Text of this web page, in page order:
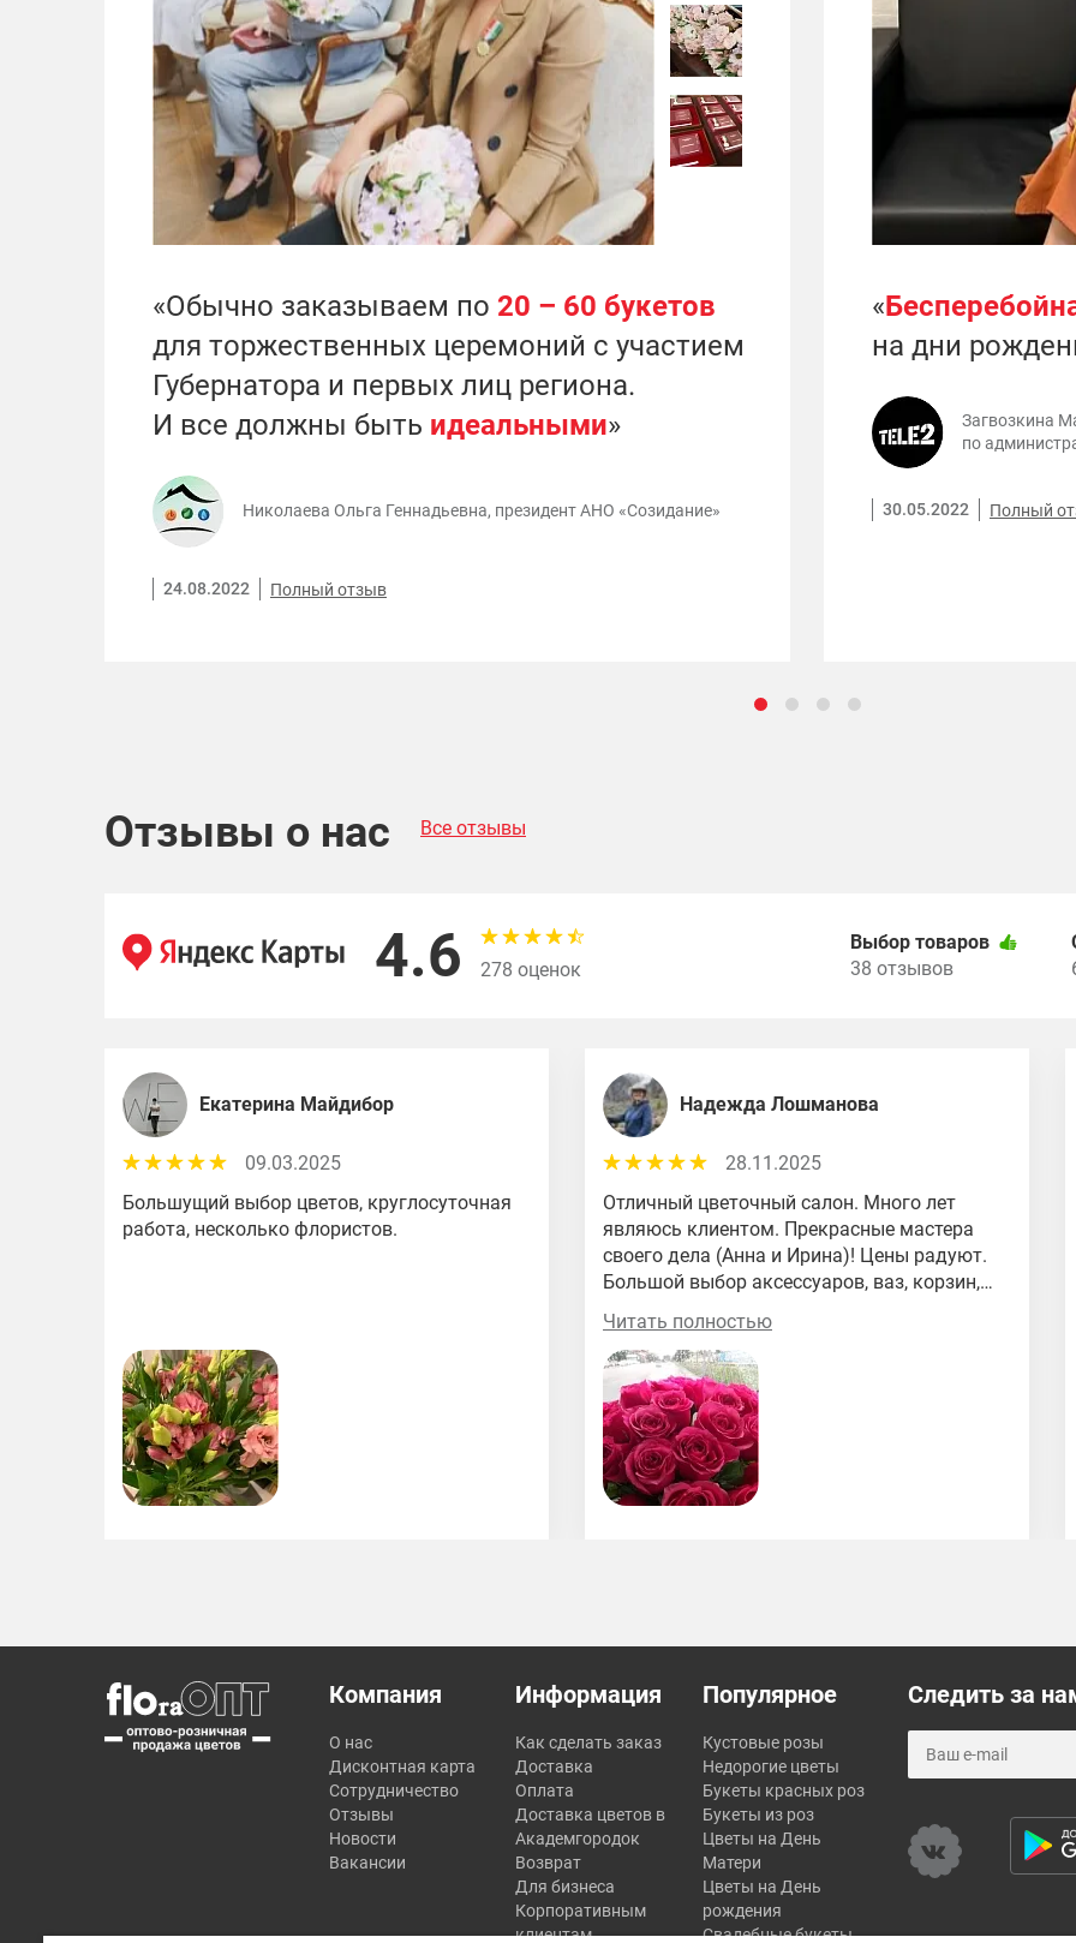
«Обычно заказываем по 20 – 60 букетов
для торжественных церемоний с участием
Губернатора и первых лиц региона.
И все должны быть идеальными»
Николаева Ольга Геннадьевна, президент АНО «Созидание»
24.08.2022 Полный отзыв
«
на дни
Загвозкина
по
30.05.2022 Полный
Отзывы о нас Все отзывы
4.6 278 оценок
Выбор товаров
38 отзывов
Екатерина Майдибор
09.03.2025
Большущий выбор цветов, круглосуточная
работа, несколько флористов.
Надежда Лошманова
28.11.2025
Отличный цветочный салон. Много лет
являюсь клиентом. Прекрасные мастера
своего дела (Анна и Ирина)! Цены радуют.
Большой выбор аксессуаров, ваз, корзин,
открытки, конфеты, гелевые шары.
Доставка от 1500 руб., очень хорошие
контакты с другими магазинами сети.
Принимают заказы на будущие периоды.
Действуют скидочные накопительные
карты. Всем советую!!!! Цена-качество на
высоте!
Читать полностью
Компания
О нас
Дисконтная карта
Сотрудничество
Отзывы
Новости
Вакансии
Информация
Как сделать заказ
Доставка
Оплата
Доставка цветов в
Академгородок
Возврат
Для бизнеса
Корпоративным
клиентам
Популярное
Кустовые розы
Недорогие цветы
Букеты красных роз
Букеты из роз
Цветы на День
Матери
Цветы на День
рождения
Свадебные букеты
Следить за